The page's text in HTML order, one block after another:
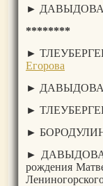
► ДАВЫДОВА
********
►
Егорова
► ДАВЫДОВА
►
►
► ДАВЫДОВА
рождения